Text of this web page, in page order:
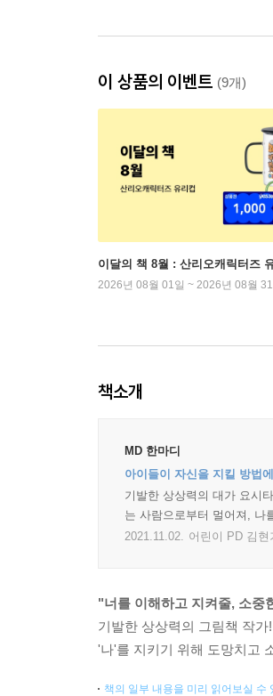
이 상품의 이벤트 (9개)
이달의 책 8월 : 산리오캐릭터즈
2026년 08월 01일 ~ 2026년 08월 31
책소개
MD 한마디
아이들이 자신을 지킬 방법
기발한 상상력의 대가 요시
는 사람으로부터 멀어져, 나
2021.11.02. 어린이 PD 김현
"너를 이해하고 지켜줄, 소중
기발한 상상력의 그림책 작
'나'를 지키기 위해 도망치고
책의 일부 내용을 미리 읽어보실 수